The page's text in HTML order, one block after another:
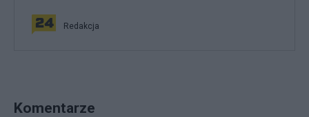
Redakcja
Komentarze